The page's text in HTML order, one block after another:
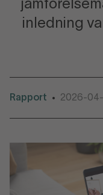
inledning
Rapport • 2026-04-